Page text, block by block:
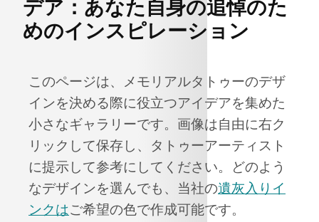
デア：あなた自身の追悼のた
めのインスピレーション
このページは、メモリアルタトゥーのデザ
インを決める際に役立つアイデアを集めた
小さなギャラリーです。画像は自由に右ク
リックして保存し、タトゥーアーティスト
に提示して参考にしてください。どのよう
なデザインを選んでも、当社の遺灰入りイ
ンクはご希望の色で作成可能です。